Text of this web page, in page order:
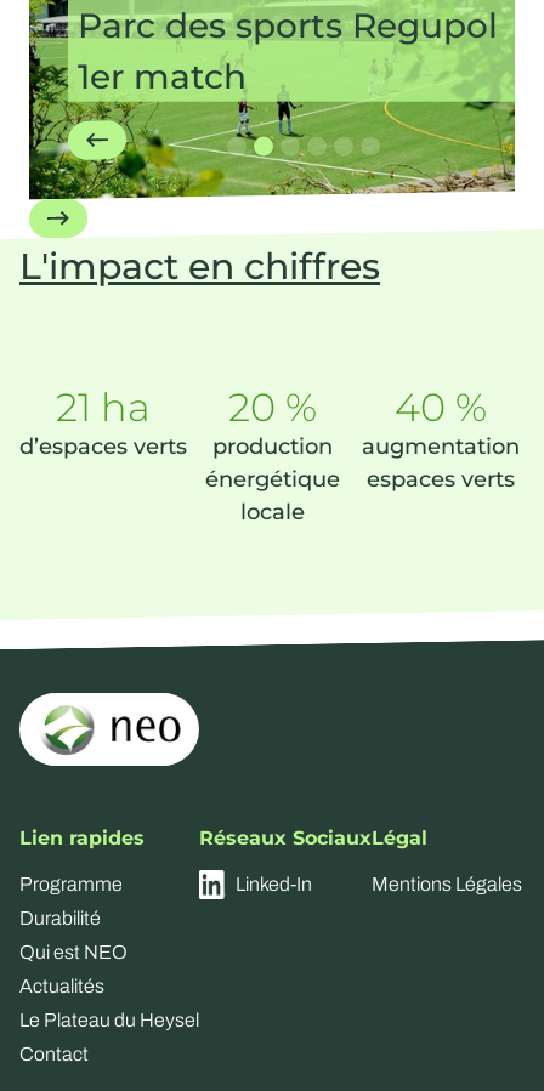
Parc des sports Regupol
1er match
Slide 2 of 6.
L'impact en chiffres
21 ha
d’espaces verts
20 %
production
énergétique
locale
40 %
augmentation
espaces verts
Lien rapides
Programme
Durabilité
Qui est NEO
Actualités
Le Plateau du Heysel
Contact
Réseaux Sociaux
Linked-In
Légal
Mentions Légales